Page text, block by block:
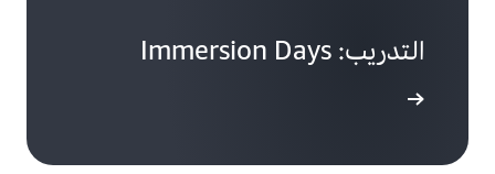
التدريب: Immersion Days